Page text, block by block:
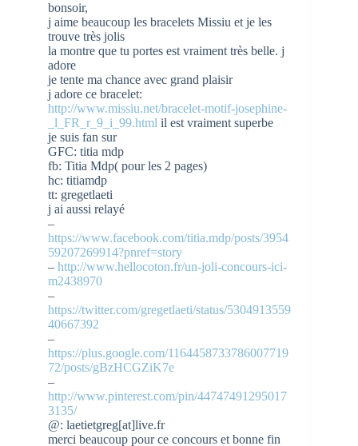
bonsoir,
j aime beaucoup les bracelets Missiu et je les
trouve très jolis
la montre que tu portes est vraiment très belle. j
adore
je tente ma chance avec grand plaisir
j adore ce bracelet:
http://www.missiu.net/bracelet-motif-josephine-
_l_FR_r_9_i_99.html il est vraiment superbe
je suis fan sur
GFC: titia mdp
fb: Titia Mdp( pour les 2 pages)
hc: titiamdp
tt: gregetlaeti
j ai aussi relayé
–
https://www.facebook.com/titia.mdp/posts/3954
59207269914?pnref=story
– http://www.hellocoton.fr/un-joli-concours-ici-
m2438970
–
https://twitter.com/gregetlaeti/status/5304913559
40667392
–
https://plus.google.com/1164458733786007719
72/posts/gBzHCGZiK7e
–
http://www.pinterest.com/pin/44747491295017
3135/
@: laetietgreg[at]live.fr
merci beaucoup pour ce concours et bonne fin